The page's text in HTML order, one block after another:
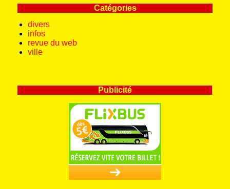
Catégories
divers
infos
revue du web
ville